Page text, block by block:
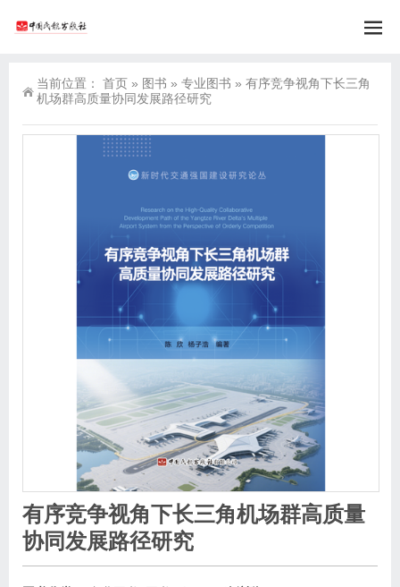
当前位置： 首页 » 图书 » 专业图书 » 有序竞争视角下长三角
机场群高质量协同发展路径研究
有序竞争视角下长三角机场群高质量
协同发展路径研究